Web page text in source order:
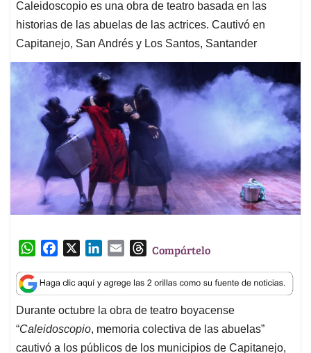
Caleidoscopio es una obra de teatro basada en las
historias de las abuelas de las actrices. Cautivó en
Capitanejo, San Andrés y Los Santos, Santander
W
a
t
s
A
p
c
e
b
o
o
n
k
e
d
I
a
i
l
T
r
e
a
d
s
Compártelo
Durante octubre la obra de teatro boyacense
“Caleidoscopio, memoria colectiva de las abuelas”
cautivó a los públicos de los municipios de Capitanejo,